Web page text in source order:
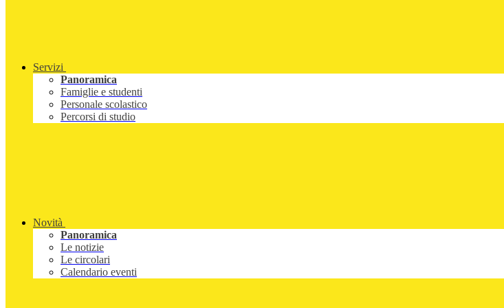
Servizi
Panoramica
Famiglie e studenti
Personale scolastico
Percorsi di studio
Novità
Panoramica
Le notizie
Le circolari
Calendario eventi